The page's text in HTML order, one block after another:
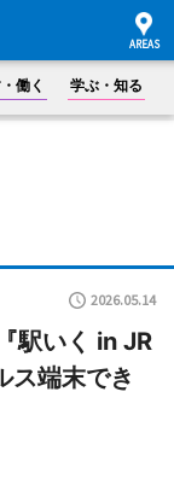
働く 学ぶ・知る
2026.05.14
駅いく in JR
端末でき